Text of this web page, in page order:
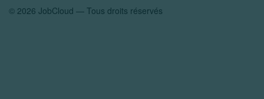
© 2026 JobCloud — Tous droits réservés